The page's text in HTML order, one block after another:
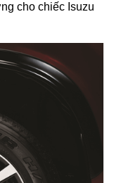
cho chiếc Isuzu